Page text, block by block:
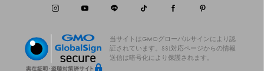
当サイトはGMOグローバルサインにより認
証されています。
SSL対応ページからの情報
送信は暗号化により保護されます。